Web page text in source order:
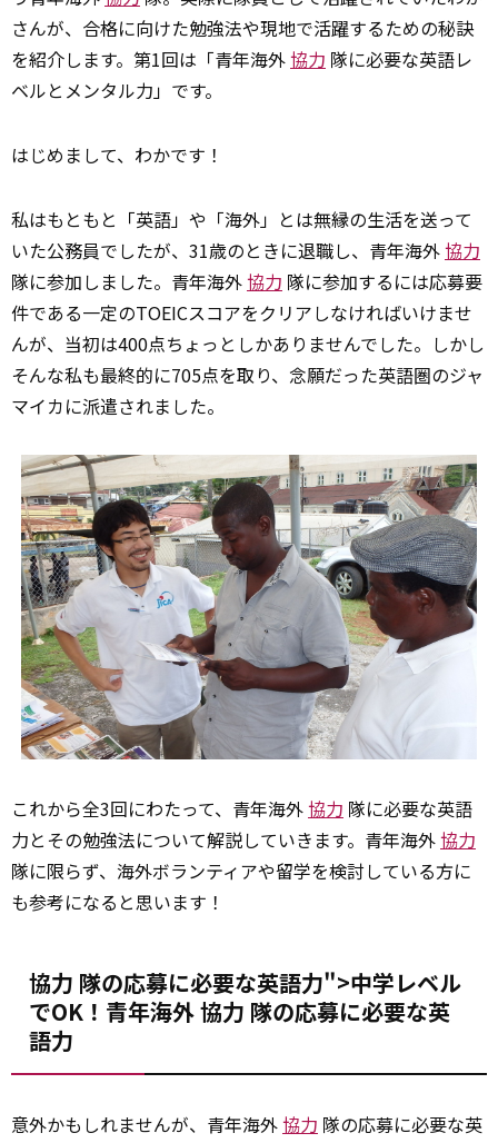
さんが、合格に向けた勉強法や現地で活躍するための秘訣
を紹介します。第1回は「青年海外協力 隊に必要な英語レ
ベルとメンタル力」です。
はじめまして、わかです！
私はもともと「英語」や「海外」とは無縁の生活を送って
いた公務員でしたが、31歳のときに退職し、青年海外協力
隊に参加しました。青年海外協力 隊に参加するには応募要
件である一定のTOEICスコアをクリアしなければいけませ
んが、当初は400点ちょっとしかありませんでした。しかし
そんな私も最終的に705点を取り、念願だった英語圏のジャ
マイカに派遣されました。
これから全3回にわたって、青年海外協力 隊に必要な英語
力とその勉強法について解説していきます。青年海外協力
隊に限らず、海外ボランティアや留学を検討している方に
も参考になると思います！
協力 隊の応募に必要な英語力">中学レベル
でOK！青年海外協力 隊の応募に必要な英
語力
意外かもしれませんが、青年海外協力 隊の応募に必要な英